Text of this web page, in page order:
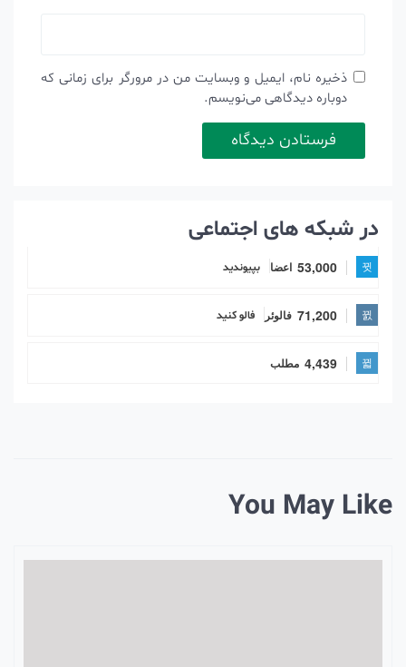
ذخیره نام، ایمیل و وبسایت من در مرورگر برای زمانی که
دوباره دیدگاهی می‌نویسم.
در شبکه های اجتماعی
53,000 اعضا بپیوندید
71,200 فالوئر فالو کنید
4,439 مطلب
You May Like